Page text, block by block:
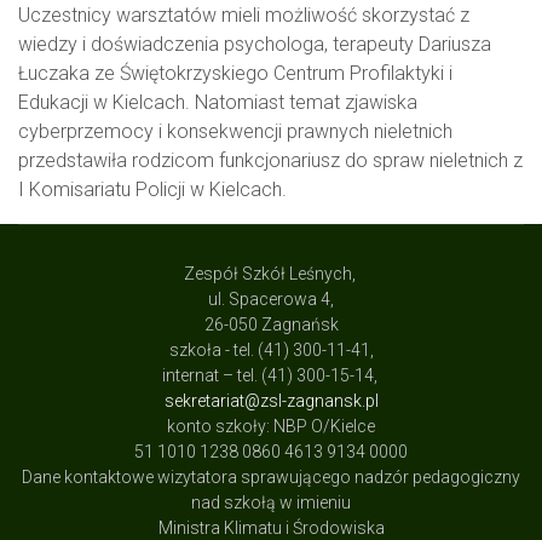
Uczestnicy warsztatów mieli możliwość skorzystać z
wiedzy i doświadczenia psychologa, terapeuty Dariusza
Łuczaka ze Świętokrzyskiego Centrum Profilaktyki i
Edukacji w Kielcach. Natomiast temat zjawiska
cyberprzemocy i konsekwencji prawnych nieletnich
przedstawiła rodzicom funkcjonariusz do spraw nieletnich z
I Komisariatu Policji w Kielcach.
Zespół Szkół Leśnych,
ul. Spacerowa 4,
26-050 Zagnańsk
szkoła - tel. (41) 300-11-41,
internat – tel. (41) 300-15-14,
sekretariat@zsl-zagnansk.pl
konto szkoły: NBP O/Kielce
51 1010 1238 0860 4613 9134 0000
Dane kontaktowe wizytatora sprawującego nadzór pedagogiczny
nad szkołą w imieniu
Ministra Klimatu i Środowiska